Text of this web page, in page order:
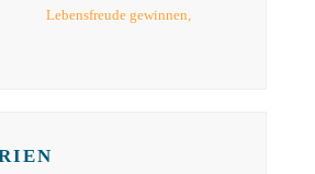
Lebensfreude gewinnen,